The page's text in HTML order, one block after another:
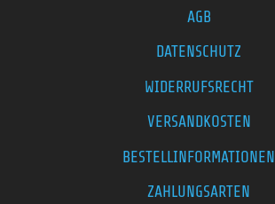
AGB
DATENSCHUTZ
WIDERRUFSRECHT
VERSANDKOSTEN
BESTELLINFORMATIONEN
ZAHLUNGSARTEN